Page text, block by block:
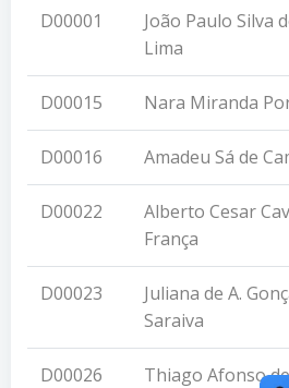
D00001
João Paulo Silva
Lima
D00015 Nara Miranda
D00016 Amadeu Sá de
D00022
Alberto Cesar
França
D00023
Juliana de A.
Saraiva
D00026
Thiago Afonso